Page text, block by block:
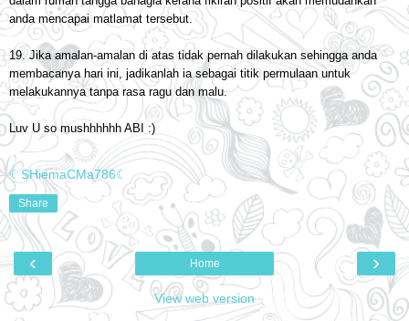
anda mencapai matlamat tersebut.
19. Jika amalan-amalan di atas tidak pernah dilakukan sehingga anda
membacanya hari ini, jadikanlah ia sebagai titik permulaan untuk
melakukannya tanpa rasa ragu dan malu.
Luv U so mushhhhhh ABI :)
☾SHiemaCMa786☾
Share
‹ ›
Home
View web version